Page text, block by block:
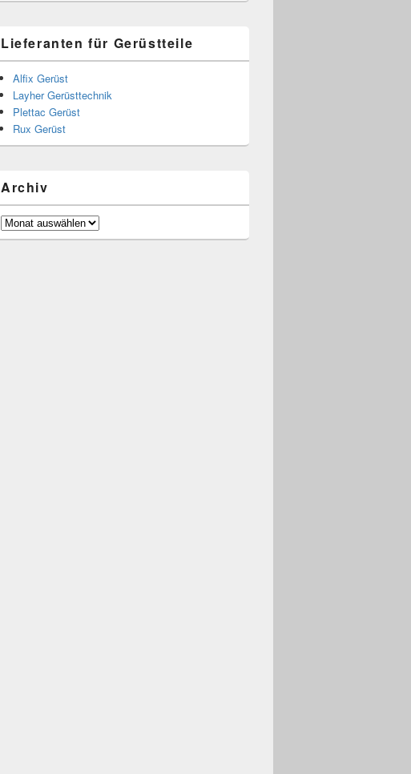
Lieferanten für Gerüstteile
Alfix Gerüst
Layher Gerüsttechnik
Plettac Gerüst
Rux Gerüst
Archiv
Archiv